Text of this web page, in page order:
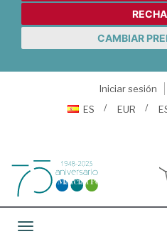
CAMBIAR
Iniciar sesión
ES
EUR
Toggle navigation